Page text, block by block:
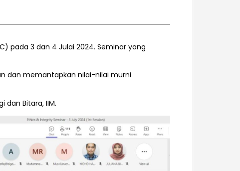
pada 3 dan 4 Julai 2024. Seminar yang
dan memantapkan nilai-nilai murni
dan Bitara, IIM.